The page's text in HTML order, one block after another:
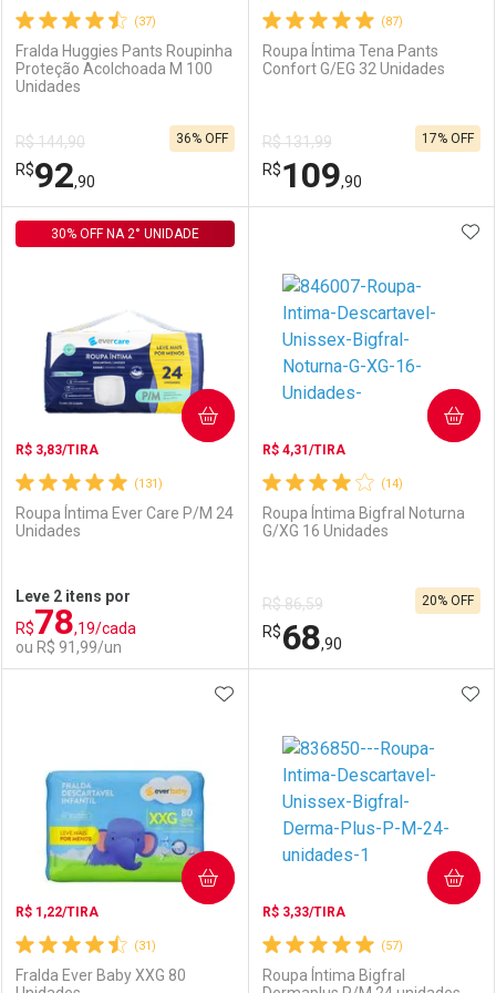
Comprar sem Desconto
Por R$ 154,11/cada
Comprar sem Desconto
Por R$ 154,11/cada
Comprar sem Desconto
Por R$ 84,99/cada
Comprar sem Desconto
Por R$ 84,99/cada
(37)
Fralda Huggies Pants Roupinha
Proteção Acolchoada M 100
Unidades
R$ 144,90
R$92,90
36% OFF
Comprar sem Desconto
Por R$ 92,90/cada
Comprar sem Desconto
Por R$ 92,90/cada
(87)
Roupa Íntima Tena Pants
Confort G/EG 32 Unidades
R$ 131,99
R$109,90
17% OFF
Laboratório
Comprar sem Desconto
Por R$ 109,90/cada
Por Menos
Comprar sem Desconto
Por R$ 109,90/cada
(131)
R$ 3,83/TIRA
Roupa Íntima Ever Care P/M 24
Unidades
30% OFF NA 2° UNIDADE
Leve 2 itens por
R$78,19/cada
ou R$ 91,99/un
COMPRAR
(14)
R$ 4,31/TIRA
Roupa Íntima Bigfral Noturna
G/XG 16 Unidades
R$ 86,59
R$68,90
20% OFF
COMPRAR
Laboratório
Por Menos
(31)
R$ 1,22/TIRA
Fralda Ever Baby XXG 80
ADICIONAR AOS FAVORITOS
COMPRAR
(57)
R$ 3,33/TIRA
Roupa Íntima Bigfral
COMPRAR